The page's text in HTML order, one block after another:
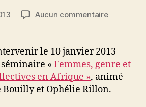
de
i
M
o
u
s
s
Aucun commentairesur
de
révolution
algérienne
le 10 janvier 2013
« Femmes, genre et
en Afrique », animé
et Ophélie Rillon.